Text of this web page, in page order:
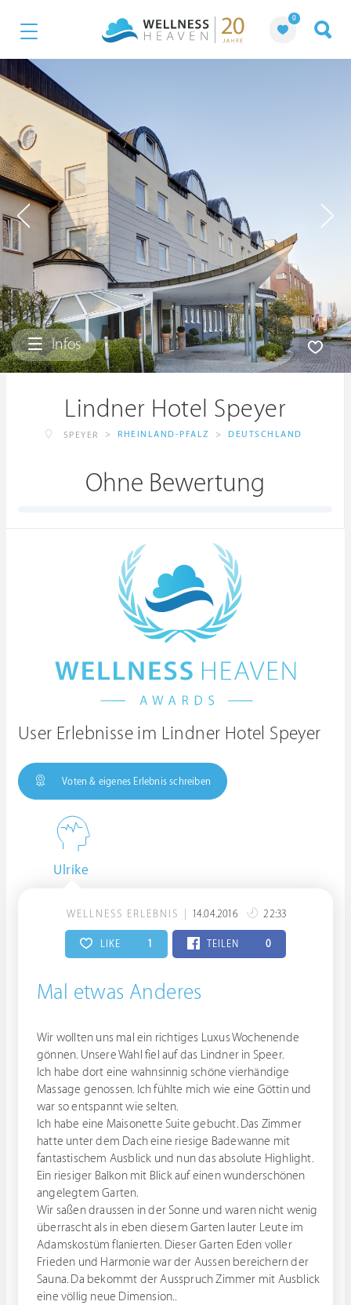
0
Infos
Lindner Hotel Speyer
SPEYER > RHEINLAND-PFALZ > DEUTSCHLAND
Ohne Bewertung
User Erlebnisse im Lindner Hotel Speyer
Voten & eigenes Erlebnis schreiben
Ulrike
WELLNESS ERLEBNIS 14.04.2016 22:33
LIKE 1 TEILEN 0
Mal etwas Anderes
Wir wollten uns mal ein richtiges Luxus Wochenende
gönnen. Unsere Wahl fiel auf das Lindner in Speer.
Ich habe dort eine wahnsinnig schöne vierhändige
Massage genossen. Ich fühlte mich wie eine Göttin und
war so entspannt wie selten.
Ich habe eine Maisonette Suite gebucht. Das Zimmer
hatte unter dem Dach eine riesige Badewanne mit
fantastischem Ausblick und nun das absolute Highlight.
Ein riesiger Balkon mit Blick auf einen wunderschönen
angelegtem Garten.
Wir saßen draussen in der Sonne und waren nicht wenig
überrascht als in eben diesem Garten lauter Leute im
Adamskostüm flanierten. Dieser Garten Eden voller
Frieden und Harmonie war der Aussen bereichern der
Sauna. Da bekommt der Ausspruch Zimmer mit Ausblick
eine völlig neue Dimension..